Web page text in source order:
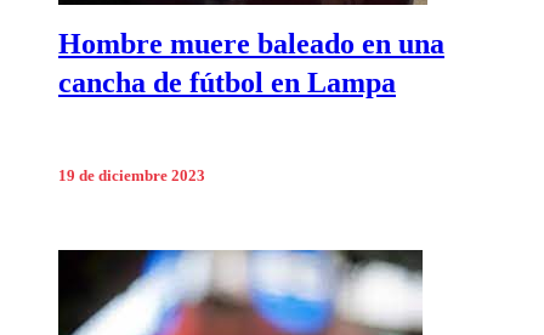
Hombre muere baleado en una
cancha de fútbol en Lampa
19 de diciembre 2023